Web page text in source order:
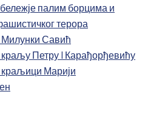
палим борцима и
терора
Савић
Петру I Карађорђевићу
Марији